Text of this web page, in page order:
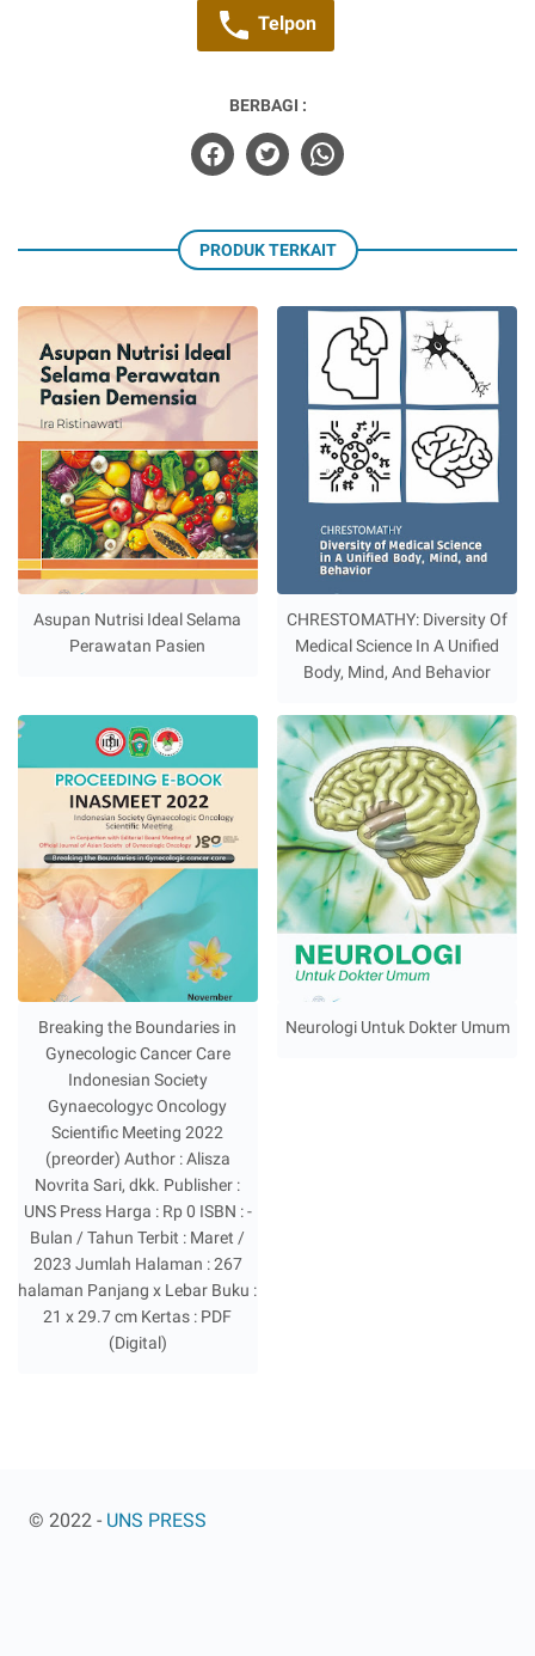
Telpon
BERBAGI :
PRODUK TERKAIT
Asupan Nutrisi Ideal Selama
Perawatan Pasien
CHRESTOMATHY: Diversity Of
Medical Science In A Unified
Body, Mind, And Behavior
Breaking the Boundaries in
Gynecologic Cancer Care
Indonesian Society
Gynaecologyc Oncology
Scientific Meeting 2022
(preorder) Author : Alisza
Novrita Sari, dkk. Publisher :
UNS Press Harga : Rp 0 ISBN : -
Bulan / Tahun Terbit : Maret /
2023 Jumlah Halaman : 267
halaman Panjang x Lebar Buku :
21 x 29.7 cm Kertas : PDF
(Digital)
Neurologi Untuk Dokter Umum
© 2022 - UNS PRESS